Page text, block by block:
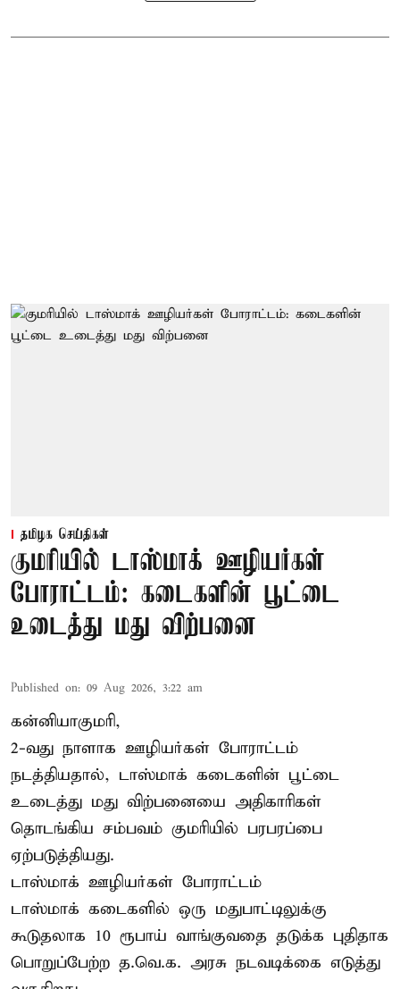
தமிழக செய்திகள்
குமரியில் டாஸ்மாக் ஊழியர்கள்
போராட்டம்: கடைகளின் பூட்டை
உடைத்து மது விற்பனை
Published on: 09 Aug 2026, 3:22 am
கன்னியாகுமரி,
2-வது நாளாக ஊழியர்கள் போராட்டம்
நடத்தியதால், டாஸ்மாக் கடைகளின் பூட்டை
உடைத்து மது விற்பனையை அதிகாரிகள்
தொடங்கிய சம்பவம் குமரியில் பரபரப்பை
ஏற்படுத்தியது.
டாஸ்மாக் ஊழியர்கள் போராட்டம்
டாஸ்மாக் கடைகளில் ஒரு மதுபாட்டிலுக்கு
கூடுதலாக 10 ரூபாய் வாங்குவதை தடுக்க புதிதாக
பொறுப்பேற்ற த.வெ.க. அரசு நடவடிக்கை எடுத்து